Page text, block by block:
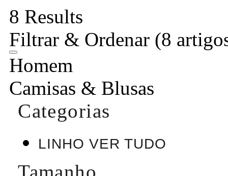
8 Results
Filtrar & Ordenar (8
Homem
Camisas & Blusas
Categorias
LINHO VER TUDO
Tamanho